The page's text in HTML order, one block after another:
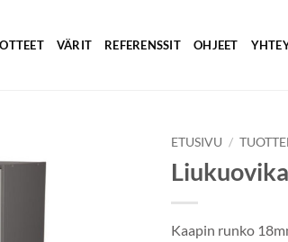
VÄRIT REFERENSSIT OHJEET
ETUSIVU /
Kaapin runko